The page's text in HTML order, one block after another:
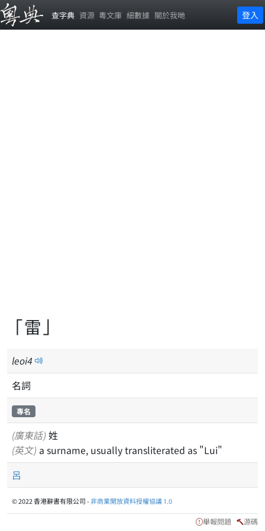
查字典 資源 粵文庫 細數據 關於我哋 登入
「雷」
leoi4
名詞
專名
(廣東話) 姓
(英文) a surname, usually transliterated as "Lui"
呂
© 2022 香港辭書有限公司 -非商業開放資料授權協議 1.0
舉報問題 源碼